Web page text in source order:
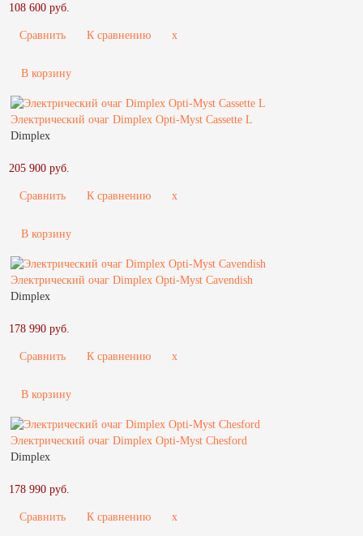
108 600 руб.
Сравнить К сравнению x
В корзину
Электрический очаг Dimplex Opti-Myst Cassette L
Dimplex
205 900 руб.
Сравнить К сравнению x
В корзину
Электрический очаг Dimplex Opti-Myst Cavendish
Dimplex
178 990 руб.
Сравнить К сравнению x
В корзину
Электрический очаг Dimplex Opti-Myst Chesford
Dimplex
178 990 руб.
Сравнить К сравнению x